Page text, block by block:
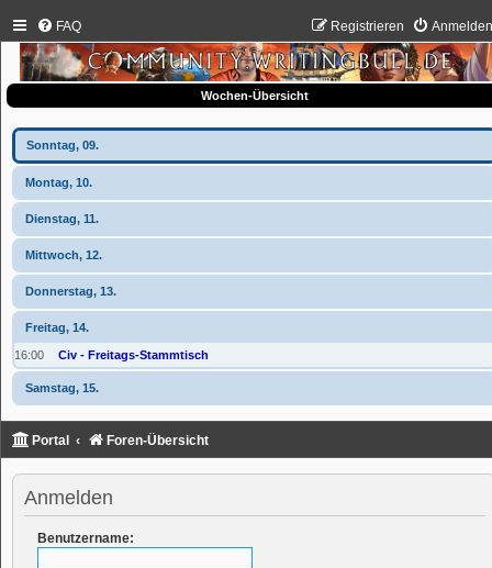
FAQ Registrieren
Wochen-Übersicht
Sonntag, 09.
Montag, 10.
Dienstag, 11.
Mittwoch, 12.
Donnerstag, 13.
Freitag, 14.
16:00 Civ - Freitags-Stammtisch
Samstag, 15.
Portal Foren-Übersicht
Anmelden
Benutzername: